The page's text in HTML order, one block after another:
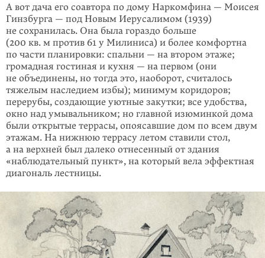
А вот дача его соавтора по дому Наркомфина — Моисея
Гинзбурга — под Новым Иерусалимом (1939)
не сохранилась. Она была гораздо больше
(200 кв. м против 61 у Милиниса) и более комфортна
по части планировки: спальни — на втором этаже;
громадная гостиная и кухня — на первом (они
не объединены, но тогда это, наоборот, считалось
тяжелым наследием избы); минимум коридоров;
перерубы, создающие уютные закутки; все удобства,
окно над умывальником; но главной изюминкой дома
были открытые террасы, опоясавшие дом по всем двум
этажам. На нижнюю террасу летом ставили стол,
а на верхней был далеко отнесенный от здания
«наблюдательный пункт», на который вела эффектная
диагональ лестницы.